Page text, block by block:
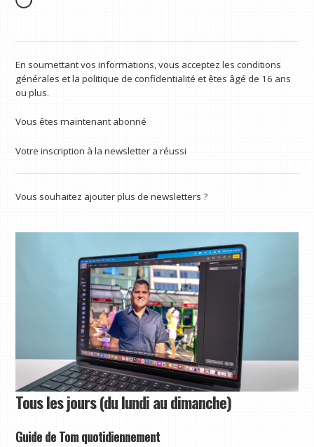
En soumettant vos informations, vous acceptez les conditions
générales et la politique de confidentialité et êtes âgé de 16 ans
ou plus.
Vous êtes maintenant abonné
Votre inscription à la newsletter a réussi
Vous souhaitez ajouter plus de newsletters ?
Tous les jours (du lundi au dimanche)
Guide de Tom quotidiennement